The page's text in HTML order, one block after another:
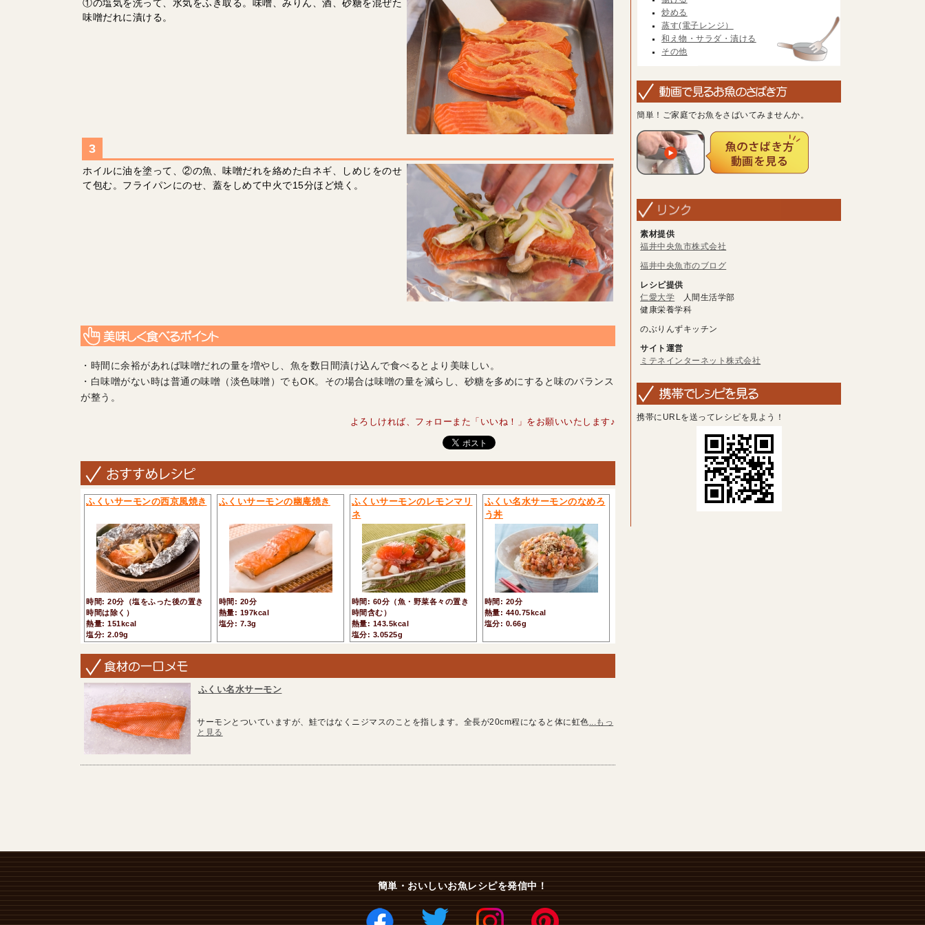
①の塩気を洗って、水気をふき取る。味噌、みりん、酒、砂糖を混ぜた
味噌だれに漬ける。
ホイルに油を塗って、②の魚、味噌だれを絡めた白ネギ、しめじをのせ
て包む。フライパンにのせ、蓋をしめて中火で15分ほど焼く。
・時間に余裕があれば味噌だれの量を増やし、魚を数日間漬け込んで食べるとより美味しい。
・白味噌がない時は普通の味噌（淡色味噌）でもOK。その場合は味噌の量を減らし、砂糖を多めにすると味のバランス
が整う。
よろしければ、フォローまた「いいね！」をお願いいたします♪
ふくいサーモンの西京風焼き
時間: 20分（塩をふった後の置き
時間は除く）
熱量: 151kcal
塩分: 2.09g
ふくいサーモンの幽庵焼き
時間: 20分
熱量: 197kcal
塩分: 7.3g
ふくいサーモンのレモンマリ
ネ
時間: 60分（魚・野菜各々の置き
時間含む）
熱量: 143.5kcal
塩分: 3.0525g
ふくい名水サーモンのなめろ
う丼
時間: 20分
熱量: 440.75kcal
塩分: 0.66g
ふくい名水サーモン
サーモンとついていますが、鮭ではなくニジマスのことを指します。全長が20cm程になると体に虹色 ...もっ
と見る
炒める
蒸す(電子レンジ）
和え物・サラダ・漬ける
その他
簡単！ご家庭でお魚をさばいてみませんか。
素材提供
福井中央魚市株式会社
福井中央魚市のブログ
レシピ提供
仁愛大学 人間生活学部
健康栄養学科
のぶりんずキッチン
サイト運営
ミテネインターネット株式会社
携帯にURLを送ってレシピを見よう！
簡単・おいしいお魚レシピを発信中！